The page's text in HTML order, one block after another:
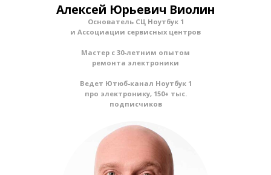
Алексей Юрьевич Виолин
Основатель СЦ Ноутбук 1
и Ассоциации сервисных центров
Мастер с 30-летним опытом
ремонта электроники
Ведет Ютюб-канал Ноутбук 1
про электронику, 150+ тыс.
подписчиков